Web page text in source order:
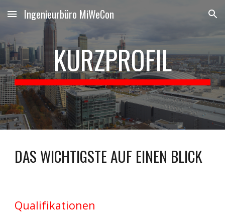
Skip to main content Skip to navigation
Ingenieurbüro MiWeCon
KURZPROFIL
DAS WICHTIGSTE AUF EINEN BLICK
Qualifikationen